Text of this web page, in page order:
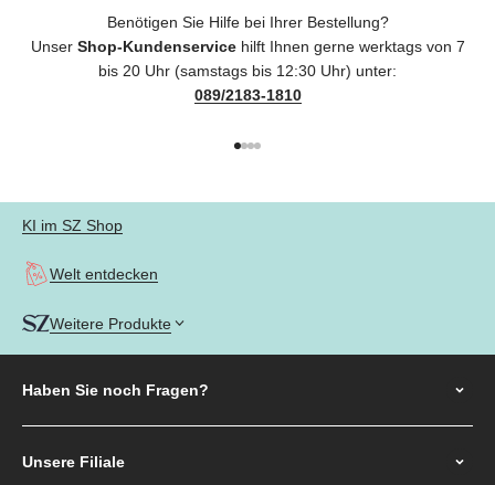
Benötigen Sie Hilfe bei Ihrer Bestellung?
Unser Shop-Kundenservicehilft Ihnen gerne werktags von 7
bis 20 Uhr (samstags bis 12:30 Uhr) unter:
089/2183-1810
KI im SZ Shop
Welt entdecken
Weitere Produkte
Haben Sie noch Fragen?
Unsere Filiale